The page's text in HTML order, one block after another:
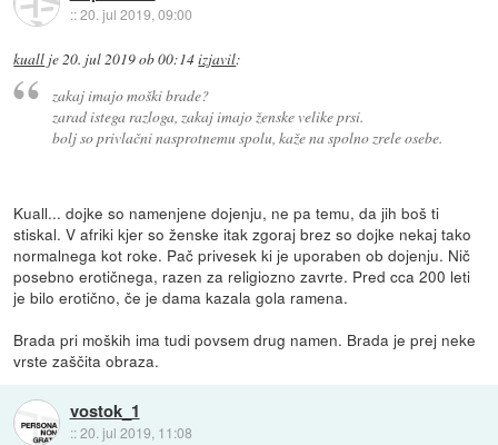
::20. jul 2019, 09:00
kuall je 20. jul 2019 ob 00:14izjavil:
zakaj imajo moški brade?
zarad istega razloga, zakaj imajo ženske velike prsi.
bolj so privlačni nasprotnemu spolu, kaže na spolno zrele osebe.
Kuall... dojke so namenjene dojenju, ne pa temu, da jih boš ti
stiskal. V afriki kjer so ženske itak zgoraj brez so dojke nekaj tako
normalnega kot roke. Pač privesek ki je uporaben ob dojenju. Nič
posebno erotičnega, razen za religiozno zavrte. Pred cca 200 leti
je bilo erotično, če je dama kazala gola ramena.
Brada pri moških ima tudi povsem drug namen. Brada je prej neke
vrste zaščita obraza.
vostok_1
::20. jul 2019, 11:08